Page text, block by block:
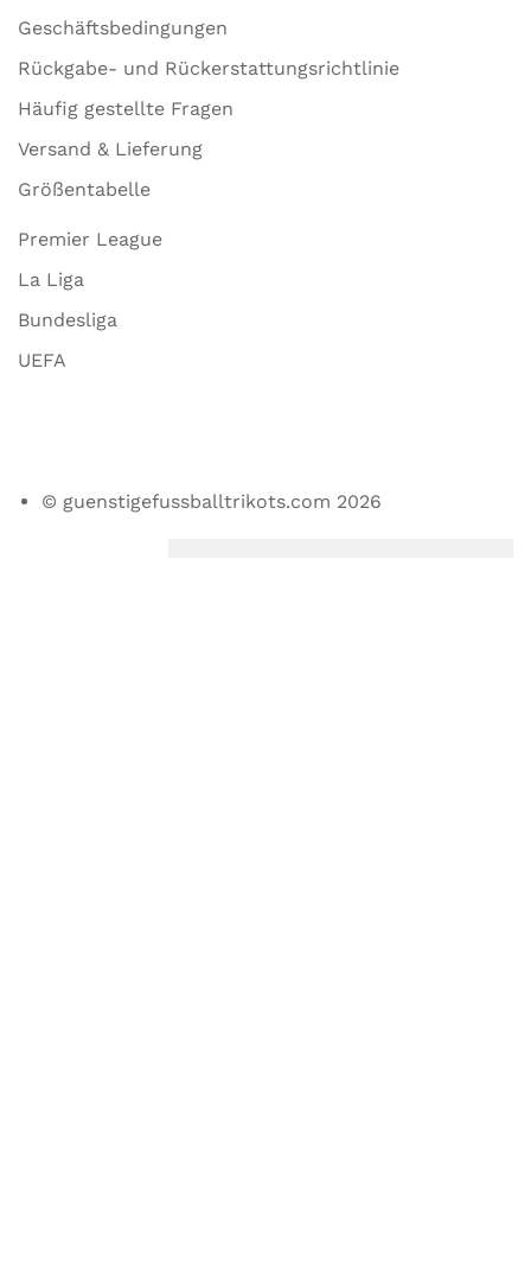
Geschäftsbedingungen
Rückgabe- und Rückerstattungsrichtlinie
Häufig gestellte Fragen
Versand & Lieferung
Größentabelle
Premier League
La Liga
Bundesliga
UEFA
© guenstigefussballtrikots.com 2026